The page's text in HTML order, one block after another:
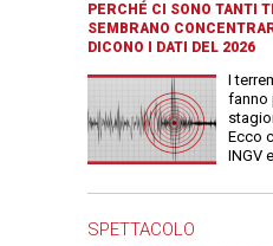
PERCHÉ CI SONO TANTI
SEMBRANO
DICONO I DATI DEL 2026
I
fanno
Ecco
INGV
SPETTACOLO